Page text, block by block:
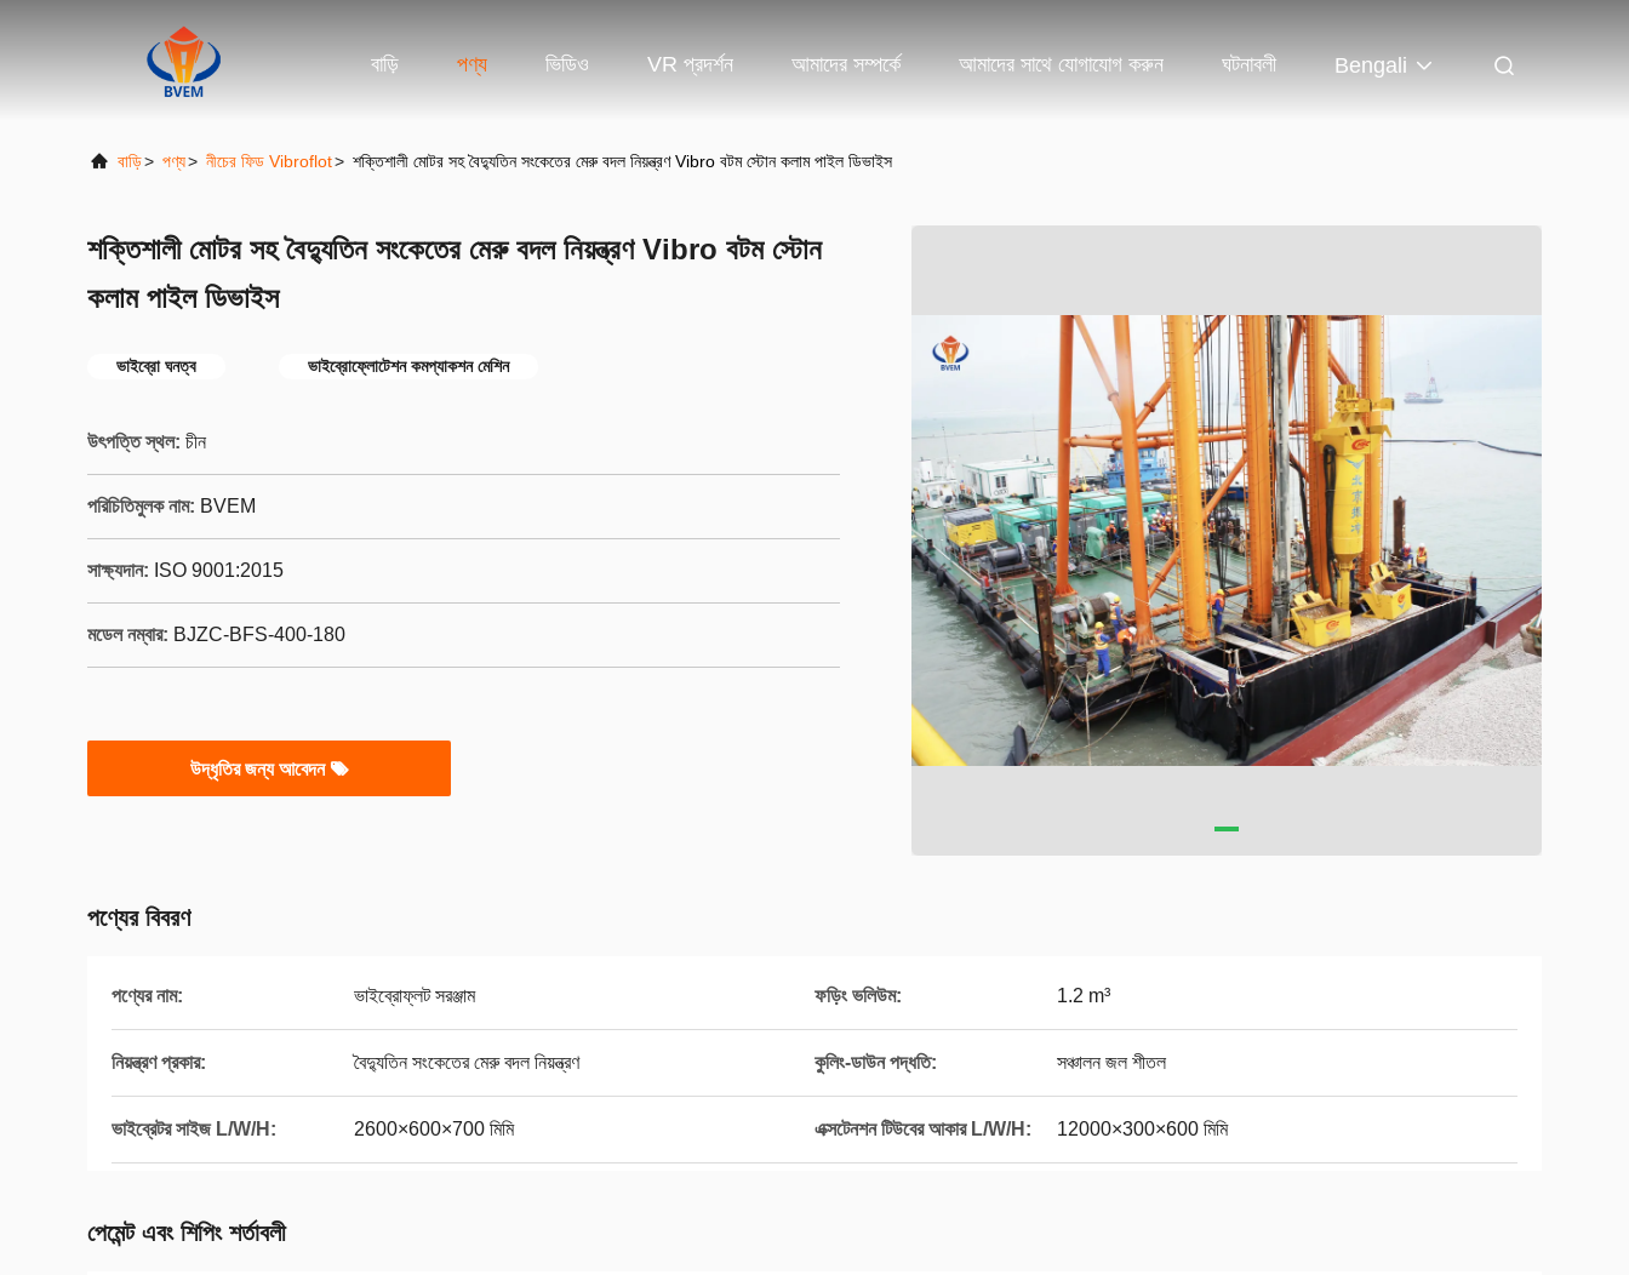
বাড়ি পণ্য ভিডিও VR প্রদর্শন আমাদের সম্পর্কে আমাদের সাথে যোগাযোগ করুন ঘটনাবলী Bengali
বাড়ি> পণ্য> নীচের ফিড Vibroflot> শক্তিশালী মোটর সহ বৈদ্যুতিন সংকেতের মেরু বদল নিয়ন্ত্রণ Vibro বটম স্টোন কলাম পাইল ডিভাইস
শক্তিশালী মোটর সহ বৈদ্যুতিন সংকেতের মেরু বদল নিয়ন্ত্রণ Vibro বটম স্টোন
কলাম পাইল ডিভাইস
ভাইব্রো ঘনত্ব ভাইব্রোফ্লোটেশন কমপ্যাকশন মেশিন
উৎপত্তি স্থল: চীন
পরিচিতিমুলক নাম: BVEM
সাক্ষ্যদান: ISO 9001:2015
মডেল নম্বার: BJZC-BFS-400-180
উদ্ধৃতির জন্য আবেদন
পণ্যের বিবরণ
পণ্যের নাম: ভাইব্রোফ্লট সরঞ্জাম ফড়িং ভলিউম: 1.2 m³
নিয়ন্ত্রণ প্রকার: বৈদ্যুতিন সংকেতের মেরু বদল নিয়ন্ত্রণ কুলিং-ডাউন পদ্ধতি: সঞ্চালন জল শীতল
ভাইব্রেটর সাইজ L/W/H: 2600×600×700 মিমি এক্সটেনশন টিউবের আকার L/W/H: 12000×300×600 মিমি
পেমেন্ট এবং শিপিং শর্তাবলী